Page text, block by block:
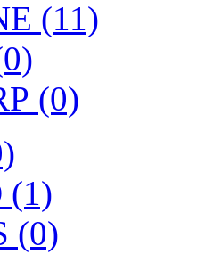
(11)
(0)
(1)
(0)